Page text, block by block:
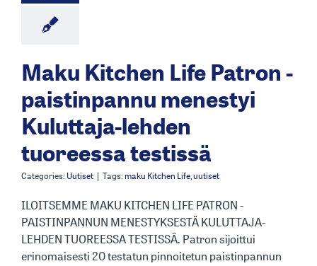
Maku Kitchen Life Patron -
paistinpannu menestyi
Kuluttaja-lehden
tuoreessa testissä
Categories: Uutiset | Tags:maku Kitchen Life,uutiset
ILOITSEMME MAKU KITCHEN LIFE PATRON -
PAISTINPANNUN MENESTYKSESTÄ KULUTTAJA-
LEHDEN TUOREESSA TESTISSÄ. Patron sijoittui
erinomaisesti 20 testatun pinnoitetun paistinpannun